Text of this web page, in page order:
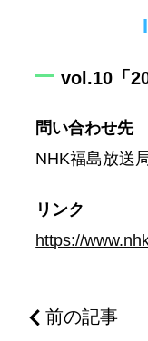
vol.10「
問い合わせ先
NHK福島放送
リンク
https://
前の記事